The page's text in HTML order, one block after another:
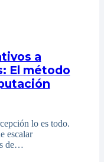
a
El método
lo es todo.
escalar
de…